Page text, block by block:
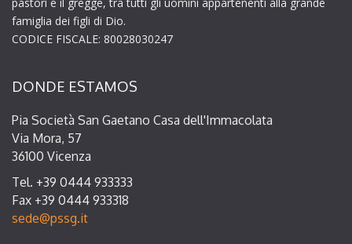
pastori e il gregge, tra tutti gli uomini appartenenti alla grande
famiglia dei figli di Dio.
CODICE FISCALE: 80028030247
DONDE ESTAMOS
Pia Società San Gaetano Casa dell'Immacolata
Via Mora, 57
36100 Vicenza
Tel. +39 0444 933333
Fax +39 0444 933318
sede@pssg.it